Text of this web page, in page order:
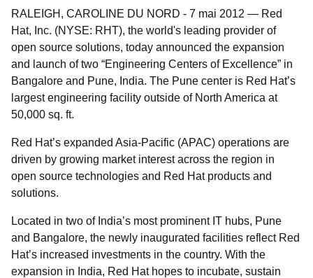
RALEIGH, CAROLINE DU NORD - 7 mai 2012 — Red
Hat, Inc. (NYSE: RHT), the world's leading provider of
open source solutions, today announced the expansion
and launch of two “Engineering Centers of Excellence” in
Bangalore and Pune, India. The Pune center is Red Hat’s
largest engineering facility outside of North America at
50,000 sq. ft.
Red Hat’s expanded Asia-Pacific (APAC) operations are
driven by growing market interest across the region in
open source technologies and Red Hat products and
solutions.
Located in two of India’s most prominent IT hubs, Pune
and Bangalore, the newly inaugurated facilities reflect Red
Hat’s increased investments in the country. With the
expansion in India, Red Hat hopes to incubate, sustain